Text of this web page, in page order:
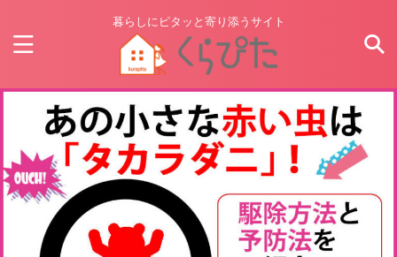
暮らしにピタッと寄り添うサイト